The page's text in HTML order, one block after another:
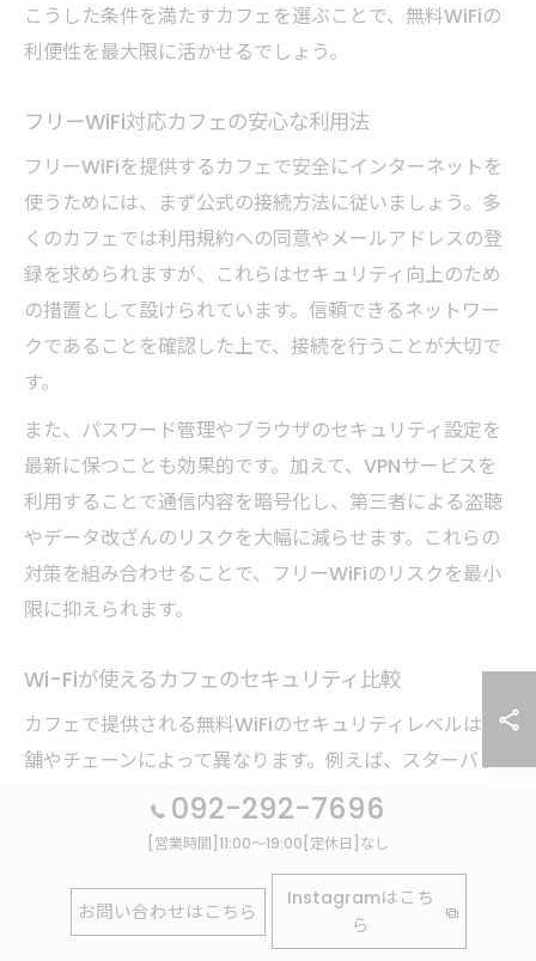
こうした条件を満たすカフェを選ぶことで、無料WiFiの
利便性を最大限に活かせるでしょう。
フリーWiFi対応カフェの安心な利用法
フリーWiFiを提供するカフェで安全にインターネットを
使うためには、まず公式の接続方法に従いましょう。多
くのカフェでは利用規約への同意やメールアドレスの登
録を求められますが、これらはセキュリティ向上のため
の措置として設けられています。信頼できるネットワー
クであることを確認した上で、接続を行うことが大切で
す。
また、パスワード管理やブラウザのセキュリティ設定を
最新に保つことも効果的です。加えて、VPNサービスを
利用することで通信内容を暗号化し、第三者による盗聴
やデータ改ざんのリスクを大幅に減らせます。これらの
対策を組み合わせることで、フリーWiFiのリスクを最小
限に抑えられます。
Wi-Fiが使えるカフェのセキュリティ比較
カフェで提供される無料WiFiのセキュリティレベルは店
舗やチェーンによって異なります。例えば、スターバッ
クスやコメダ珈琲店など大手チェーンは、比較的セキュ
リティ対策が整っており、パスワード保護や利用規約の
徹底を行っています。一方、個人経営の小規模カフェで
はセキュリティ面の整備が不十分な場合もあるため注意
が必要です。
092-292-7696
[営業時間]11:00～19:00[定休日]なし
お問い合わせはこちら
Instagramはこち
ら